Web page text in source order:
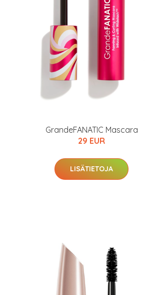
GrandeFANATIC Mascara
29 EUR
LISÄTIETOJA
tuotteet -20 %!